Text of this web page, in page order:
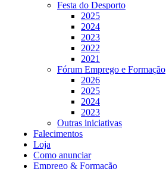
Festa do Desporto
2025
2024
2023
2022
2021
Fórum Emprego e Formação
2026
2025
2024
2023
Outras iniciativas
Falecimentos
Loja
Como anunciar
Emprego & Formação